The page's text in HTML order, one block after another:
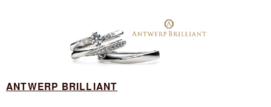
ANTWERP BRILLIANT